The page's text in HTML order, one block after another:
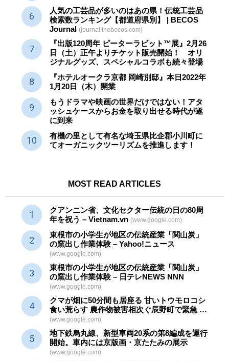
人気の工芸品が多いのはあの県！伝統工芸品
検索数ランキング【都道府県別】 | BECOS
Journal (journal.thebecos.com)
『出版120周年 ピーターラビット™展』2月26
日（土）正午よりチケット販売開始！ オリ
ジナルグッズ、スペシャルコラボも続々登場
『ホテルオークラ京都 岡崎別邸』本日2022年
1月20日（木）開業
もうドラマや映画の世界だけではない！アタ
ッシュケースからお金を取り出せる時代が遂
に到来
有機の里として有名な埼玉県比企郡小川町に
てオーガニックツーリズムを推進します！
MOST READ ARTICLES
クアンニン省、文化セクター伝統の日の80周
年を祝う – Vietnam.vn (www.google.com)
東根市の小学生が地区の伝統産業 「関山炭」
の窯出し作業体験 – Yahoo!ニュース
(www.google.com)
東根市の小学生が地区の伝統産業 「関山炭」
の窯出し作業体験 – 日テレNEWS NNN
(www.google.com)
クマが畑に50分間も居座る 甘いトウモロコシ
食い荒らす 農作物被害相次ぐ辰野町で緊急 …
(www.google.com)
地下鉄烏丸線、新型車両20系の第8編成を運行
開始。車内には京版画・京たたみの展示
(www.google.com)